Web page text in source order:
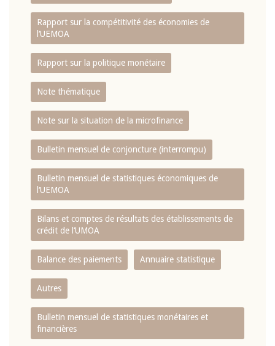
Rapport sur la compétitivité des économies de
l‘UEMOA
Rapport sur la politique monétaire
Note thématique
Note sur la situation de la microfinance
Bulletin mensuel de conjoncture (interrompu)
Bulletin mensuel de statistiques économiques de
l‘UEMOA
Bilans et comptes de résultats des établissements de
crédit de l‘UMOA
Balance des paiements Annuaire statistique
Autres
Bulletin mensuel de statistiques monétaires et
financières